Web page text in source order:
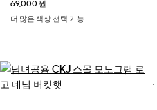
69,000 원
더 많은 색상 선택 가능